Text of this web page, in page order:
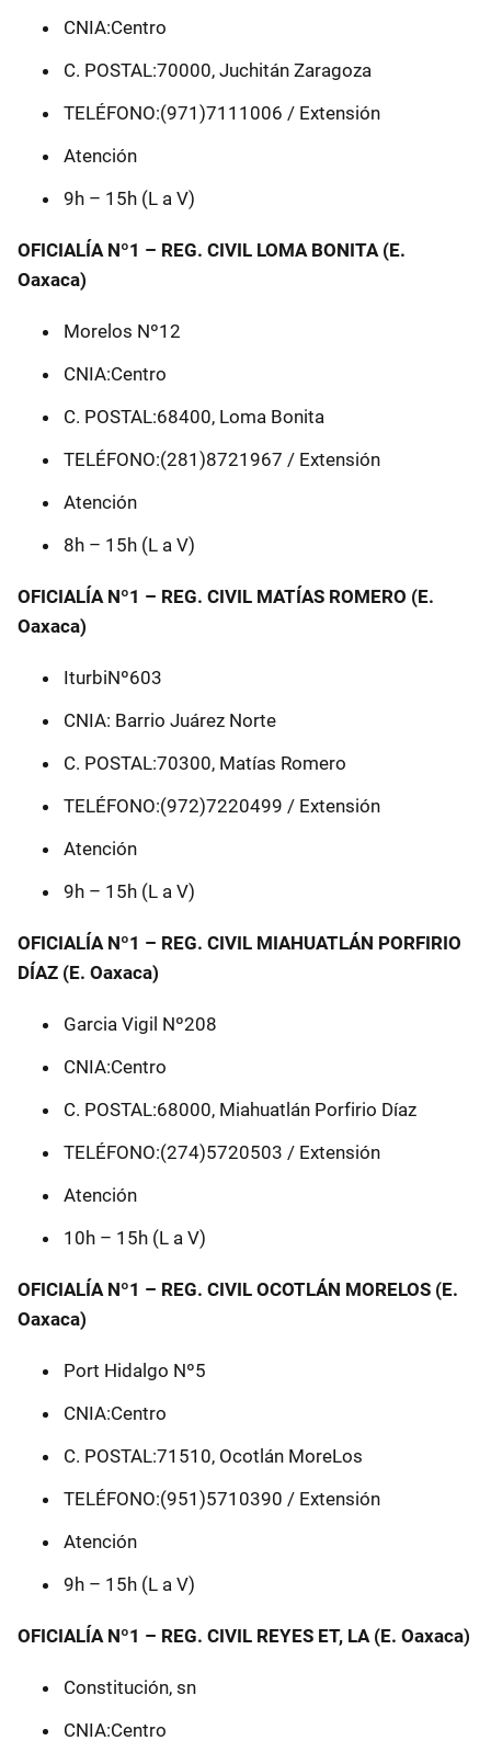
CNIA:Centro
C. POSTAL:70000, Juchitán Zaragoza
TELÉFONO:(971)7111006 / Extensión
Atención
9h – 15h (L a V)
OFICIALÍA Nº1 – REG. CIVIL LOMA BONITA (E.
Oaxaca)
Morelos Nº12
CNIA:Centro
C. POSTAL:68400, Loma Bonita
TELÉFONO:(281)8721967 / Extensión
Atención
8h – 15h (L a V)
OFICIALÍA Nº1 – REG. CIVIL MATÍAS ROMERO (E.
Oaxaca)
IturbiNº603
CNIA: Barrio Juárez Norte
C. POSTAL:70300, Matías Romero
TELÉFONO:(972)7220499 / Extensión
Atención
9h – 15h (L a V)
OFICIALÍA Nº1 – REG. CIVIL MIAHUATLÁN PORFIRIO
DÍAZ (E. Oaxaca)
Garcia Vigil Nº208
CNIA:Centro
C. POSTAL:68000, Miahuatlán Porfirio Díaz
TELÉFONO:(274)5720503 / Extensión
Atención
10h – 15h (L a V)
OFICIALÍA Nº1 – REG. CIVIL OCOTLÁN MORELOS (E.
Oaxaca)
Port Hidalgo Nº5
CNIA:Centro
C. POSTAL:71510, Ocotlán MoreLos
TELÉFONO:(951)5710390 / Extensión
Atención
9h – 15h (L a V)
OFICIALÍA Nº1 – REG. CIVIL REYES ET, LA (E. Oaxaca)
Constitución, sn
CNIA:Centro